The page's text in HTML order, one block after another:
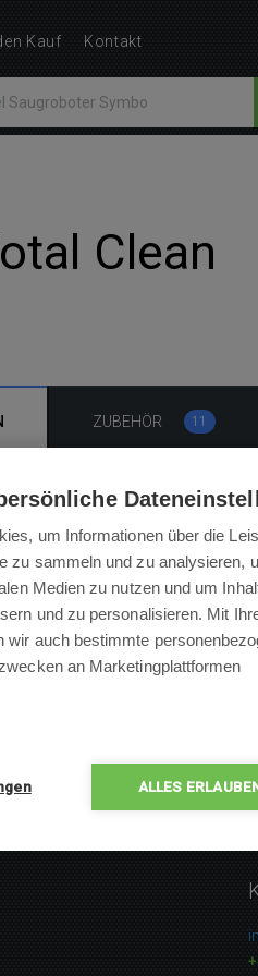
Clean
ZUBEHÖR 11
0 % Leute
Kauf Kontakt
um Informationen über die
zu sammeln und zu analysieren,
Medien zu nutzen und um
und zu personalisieren. Mit
wir auch bestimmte
an Marketingplattformen
ALLES